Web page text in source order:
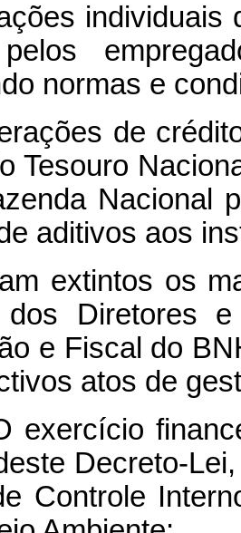
individuais
pelos
normas e
de
Tesouro
Nacional
aditivos aos
extintos os
dos Diretores
e Fiscal do
atos de
exercício
Decreto-
Controle